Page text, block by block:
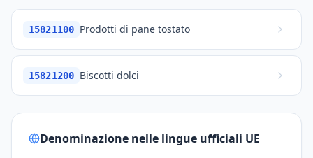
15821100 Prodotti di pane tostato
15821200 Biscotti dolci
Denominazione nelle lingue ufficiali UE